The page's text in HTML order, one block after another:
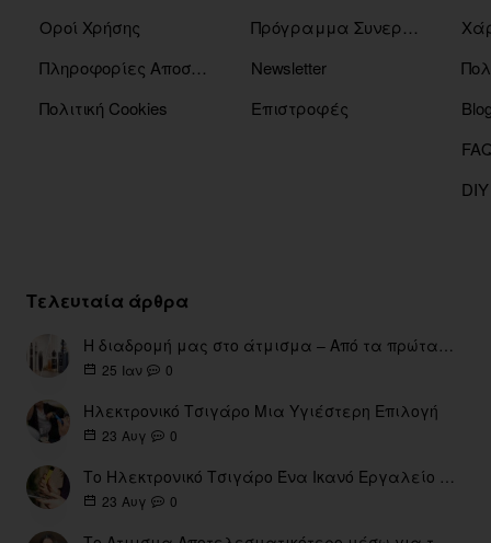
Οροί Χρήσης
Πληροφορίες Αποστόλης
Πολιτική Cookies
Πρόγραμμα Συνεργατών
Newsletter
Επιστροφές
Τελευταία άρθρα
Η διαδρομή μας στο άτμισμα – Από τα πρώτα eGo έως τη σύγχρονη εποχή
25 Ιαν 0
Ηλεκτρονικό Τσιγάρο Μια Υγιέστερη Επιλογή
23 Αυγ 0
Το Ηλεκτρονικό Τσιγάρο Ένα Ικανό Εργαλείο για τη Διακοπή του Καπνίσματος
23 Αυγ 0